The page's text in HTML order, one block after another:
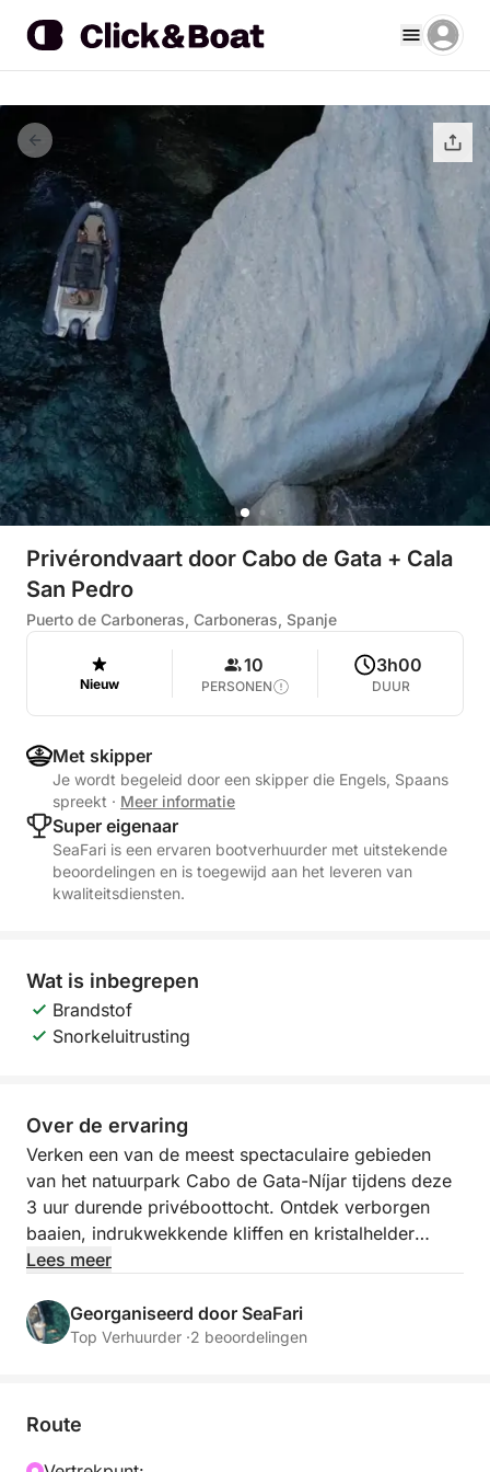
Privérondvaart door Cabo de Gata + Cala
San Pedro
Puerto de Carboneras, Carboneras, Spanje
Nieuw
10
PERSONEN
3h00
DUUR
Met skipper
Je wordt begeleid door een skipper die Engels, Spaans
spreekt · Meer informatie
Super eigenaar
SeaFari is een ervaren bootverhuurder met uitstekende
beoordelingen en is toegewijd aan het leveren van
kwaliteitsdiensten.
Wat is inbegrepen
Brandstof
Snorkeluitrusting
Over de ervaring
Verken een van de meest spectaculaire gebieden
van het natuurpark Cabo de Gata-Níjar tijdens deze
3 uur durende privéboottocht. Ontdek verborgen
baaien, indrukwekkende kliffen en kristalhelder
water dat alleen over zee bereikbaar is.
We beginnen onze reis langs de imposante kliffen
van Faro de Mesa Roldán, waar u prachtige
Lees meer
Georganiseerd door SeaFari
Top Verhuurder ·2 beoordelingen
Route